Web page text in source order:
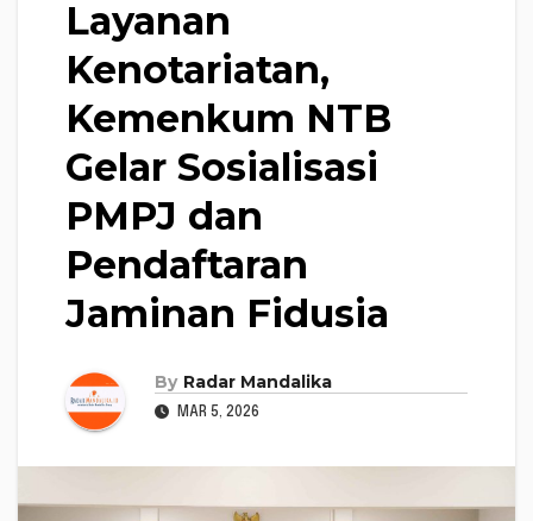
Layanan
Kenotariatan,
Kemenkum NTB
Gelar Sosialisasi
PMPJ dan
Pendaftaran
Jaminan Fidusia
By Radar Mandalika
MAR 5, 2026